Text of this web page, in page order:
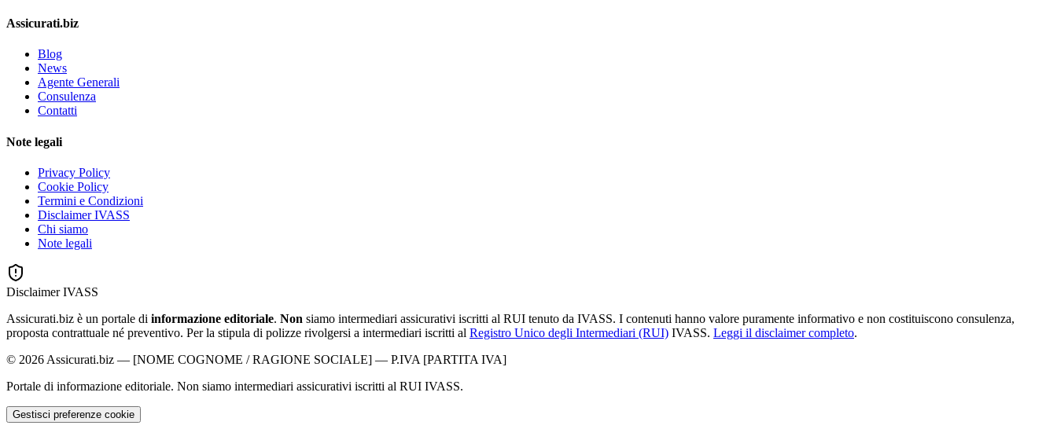
Assicurati.biz
Blog
News
Agente Generali
Consulenza
Contatti
Note legali
Privacy Policy
Cookie Policy
Termini e Condizioni
Disclaimer IVASS
Chi siamo
Note legali
Disclaimer IVASS
Assicurati.biz è un portale di informazione editoriale. Non siamo intermediari assicurativi iscritti al RUI tenuto da IVASS. I contenuti hanno valore puramente informativo e non costituiscono consulenza,
proposta contrattuale né preventivo. Per la stipula di polizze rivolgersi a intermediari iscritti al Registro Unico degli Intermediari (RUI) IVASS. Leggi il disclaimer completo.
© 2026 Assicurati.biz — [NOME COGNOME / RAGIONE SOCIALE] — P.IVA [PARTITA IVA]
Portale di informazione editoriale. Non siamo intermediari assicurativi iscritti al RUI IVASS.
Gestisci preferenze cookie